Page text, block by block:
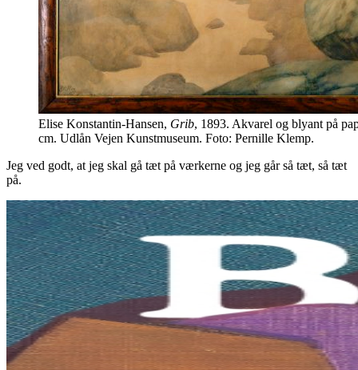
Elise Konstantin-Hansen, Grib, 1893. Akvarel og blyant på
cm. Udlån Vejen Kunstmuseum. Foto: Pernille Klemp.
Jeg ved godt, at jeg skal gå tæt på værkerne og jeg går så tæt, så tæt
på.